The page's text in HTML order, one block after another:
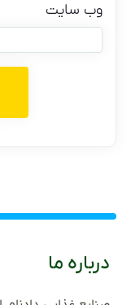
وب‌ سایت
درباره ما